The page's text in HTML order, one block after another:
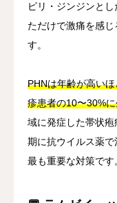
ピリ・ジンジンと
ただけで激痛を感
す。
PHNは年齢が高い
疹患者の10〜30%
域に発症した帯状
期に抗ウイルス薬
最も重要な対策です